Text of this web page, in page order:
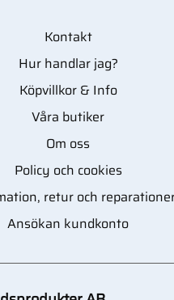
Kontakt
Hur handlar jag?
Köpvillkor & Info
Våra butiker
Om oss
Policy och cookies
retur och
Ansökan kundkonto